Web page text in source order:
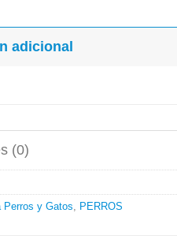
adicional
(0)
Perros y Gatos PERROS